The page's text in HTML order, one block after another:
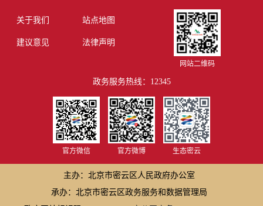
关于我们 站点地图
建议意见 法律声明
网站二维码
政务服务热线：12345
官方微信 官方微博 生态密云
主办：北京市密云区人民政府办公室
承办：北京市密云区政务服务和数据管理局